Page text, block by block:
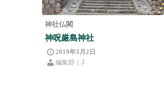
神社仏閣
神呪厳島神社
2019年3月2日
編集部｜J